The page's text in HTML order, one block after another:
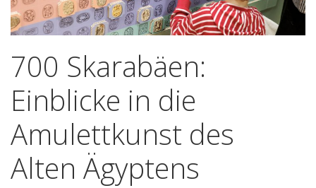
700 Skarabäen:
Einblicke in die
Amulettkunst des
Alten Ägyptens